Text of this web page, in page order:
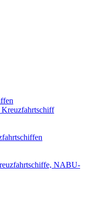
Kreuzfahrtschiff
NABU-